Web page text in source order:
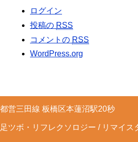
ログイン
投稿の RSS
コメントの RSS
WordPress.org
都営三田線 板橋区本蓮沼駅20秒
足ツボ・リフレクソロジー / リマイ